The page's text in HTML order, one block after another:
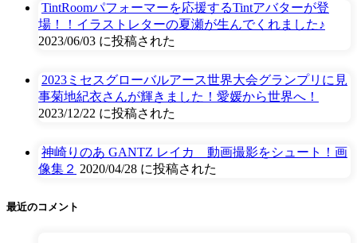
TintRoomパフォーマーを応援するTintアバターが登
場！！イラストレターの夏瀬が生んでくれました♪
2023/06/03 に投稿された
2023ミセスグローバルアース世界大会グランプリに見
事菊地紀衣さんが輝きました！愛媛から世界へ！
2023/12/22 に投稿された
神崎りのあ GANTZ レイカ 動画撮影をシュート！画
像集２ 2020/04/28 に投稿された
最近のコメント